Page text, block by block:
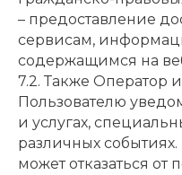
– предоставление
сервисам,
содержащимся на
7.2. Также Оператор
Пользователю
и услугах,
различных событиях.
может отказаться от